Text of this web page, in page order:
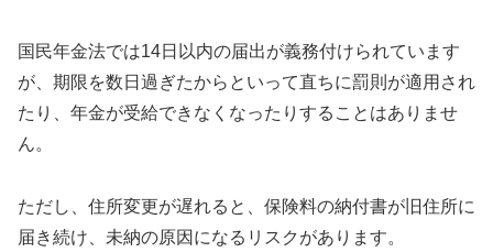
国民年金法では14日以内の届出が義務付けられています
が、期限を数日過ぎたからといって直ちに罰則が適用され
たり、年金が受給できなくなったりすることはありませ
ん。
ただし、住所変更が遅れると、保険料の納付書が旧住所に
届き続け、未納の原因になるリスクがあります。